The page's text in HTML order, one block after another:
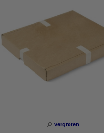
vergroten